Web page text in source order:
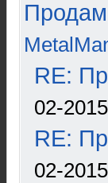
RE:
02-
RE:
02-